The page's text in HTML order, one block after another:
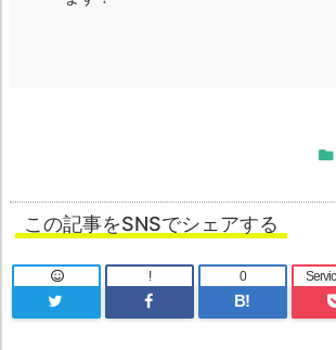
この記事をSNSでシェアする
!
B!
0